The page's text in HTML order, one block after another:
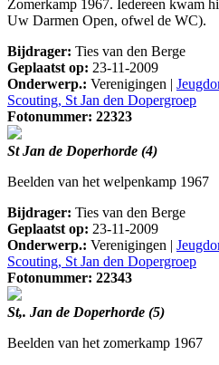
Zomerkamp 1967. Iedereen kwam
Uw Darmen Open, ofwel de WC).
Bijdrager: Ties van den Berge
Geplaatst op: 23-11-2009
Onderwerp.: Verenigingen |
Scouting, St Jan den Dopergroep
Fotonummer: 22323
St Jan de Doperhorde (4)
Beelden van het welpenkamp 1967
Bijdrager: Ties van den Berge
Geplaatst op: 23-11-2009
Onderwerp.: Verenigingen |
Scouting, St Jan den Dopergroep
Fotonummer: 22343
St,. Jan de Doperhorde (5)
Beelden van het zomerkamp 1967